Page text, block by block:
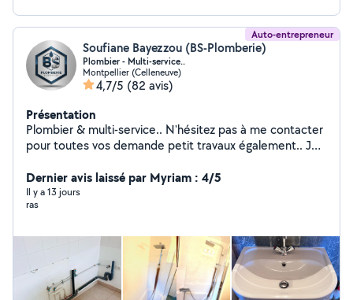
Auto-entrepreneur
Soufiane Bayezzou (BS-Plomberie)
Plombier - Multi-service..
Montpellier (Celleneuve)
4,7/5 (82 avis)
Présentation
Plombier & multi-service.. N'hésitez pas à me contacter
pour toutes vos demande petit travaux également.. Je
Dernier avis laissé par Myriam : 4/5
Il y a 13 jours
ras